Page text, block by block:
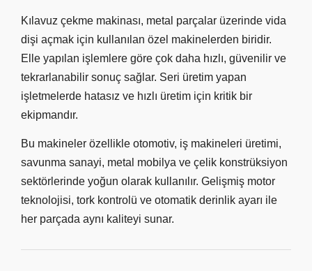
Kılavuz çekme makinası, metal parçalar üzerinde vida
dişi açmak için kullanılan özel makinelerden biridir.
Elle yapılan işlemlere göre çok daha hızlı, güvenilir ve
tekrarlanabilir sonuç sağlar. Seri üretim yapan
işletmelerde hatasız ve hızlı üretim için kritik bir
ekipmandır.
Bu makineler özellikle otomotiv, iş makineleri üretimi,
savunma sanayi, metal mobilya ve çelik konstrüksiyon
sektörlerinde yoğun olarak kullanılır. Gelişmiş motor
teknolojisi, tork kontrolü ve otomatik derinlik ayarı ile
her parçada aynı kaliteyi sunar.